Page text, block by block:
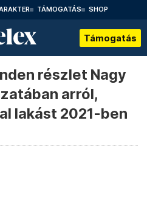
TÁMOGATÁS SHOP
Támogatás
részlet Nagy
arról,
lakást 2021-ben